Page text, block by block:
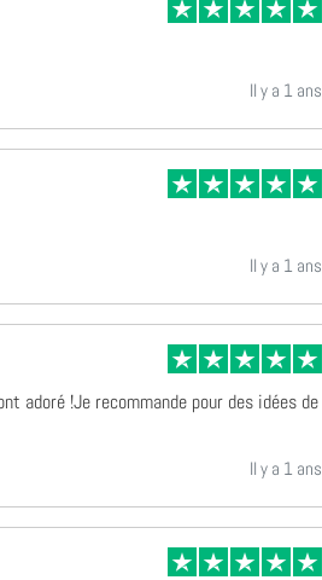
Il y a 1 ans
Il y a 1 ans
adoré !Je recommande pour des idées de
Il y a 1 ans